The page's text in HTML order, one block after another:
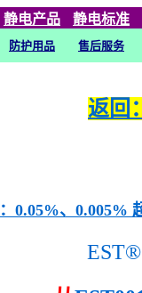
静电产品 静电标准
防护用品
售后服务
返回
：0.05%、0.005%
EST®